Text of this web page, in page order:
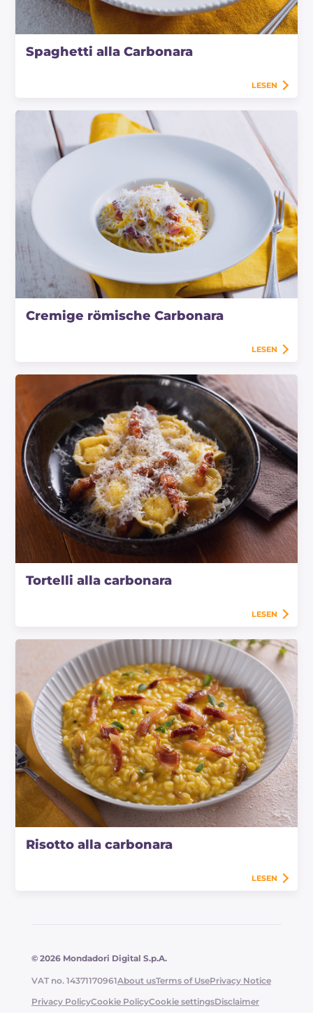
Spaghetti alla Carbonara
LESEN
Cremige römische Carbonara
LESEN
Tortelli alla carbonara
LESEN
Risotto alla carbonara
LESEN
© 2026 Mondadori Digital S.p.A.
VAT no. 14371170961About usTerms of UsePrivacy Notice
Privacy PolicyCookie PolicyCookie settingsDisclaimer